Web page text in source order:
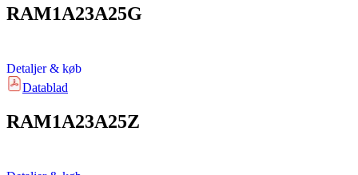
RAM1A23A25G
Detaljer & køb
Datablad
RAM1A23A25Z